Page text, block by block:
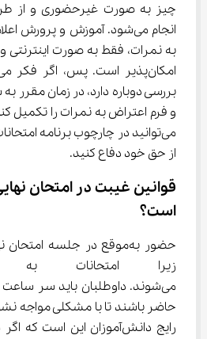
چیز به صورت غیرحضوری و از
انجام می‌شود. آموزش و پرورش
به نمرات، فقط به صورت
بررسی دوباره دارد، در زمان مقرر
و فرم اعتراض به نمرات را تکمیل
از حق خود دفاع کنید.
قوانین غیبت در امتحان
است؟
حضور به‌موقع در جلسه
زیرا امتحانات
می‌شوند. داوطلبان باید سر
رایج دانش‌آموزان این است